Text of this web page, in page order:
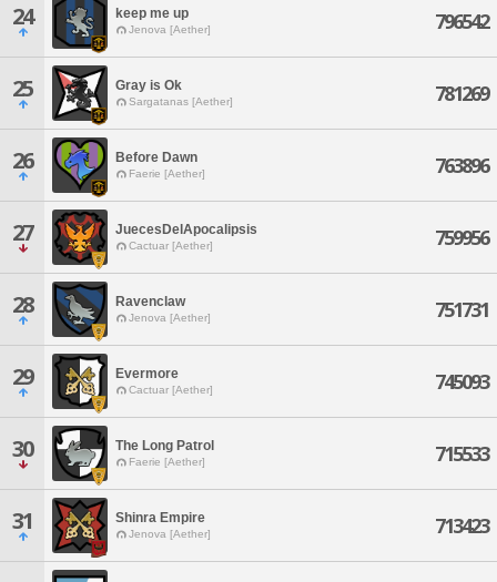
24 keep me up
Jenova [Aether] 796542
25 Gray is Ok
Sargatanas [Aether] 781269
26 Before Dawn
Faerie [Aether] 763896
27 JuecesDelApocalipsis
Cactuar [Aether] 759956
28 Ravenclaw
Jenova [Aether] 751731
29 Evermore
Cactuar [Aether] 745093
30 The Long Patrol
Faerie [Aether] 715533
31 Shinra Empire
Jenova [Aether] 713423